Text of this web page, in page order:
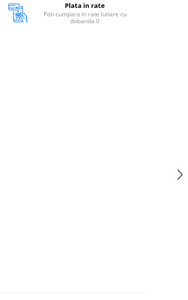
Plata in rate
Poti cumpara in rate lunare cu
dobanda 0